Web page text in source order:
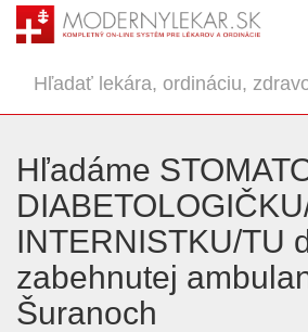
Hľadáme
INTERNISTKU/TU
zabehnutej
Šuranoch